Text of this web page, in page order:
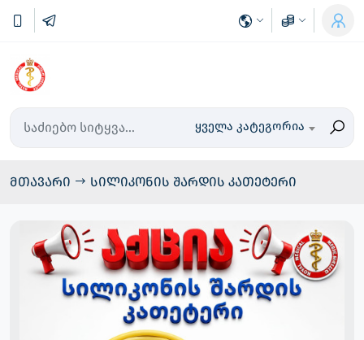
ყველა კატეგორია
მთავარი სილიკონის შარდის კათეტერი